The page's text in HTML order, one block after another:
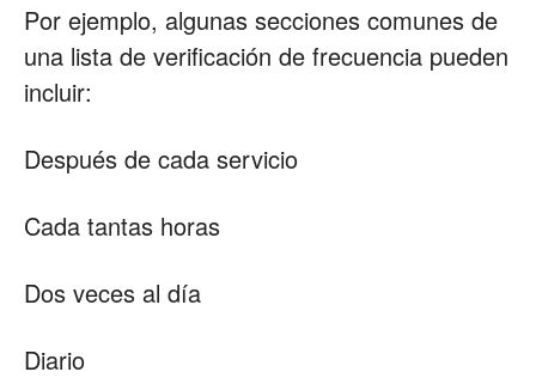
Por ejemplo, algunas secciones comunes de
una lista de verificación de frecuencia pueden
incluir:
Después de cada servicio
Cada tantas horas
Dos veces al día
Diario